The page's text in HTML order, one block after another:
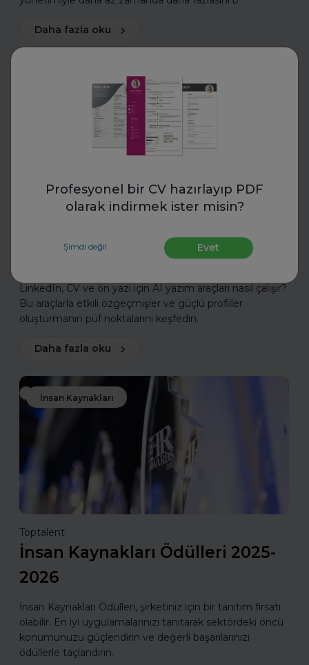
Profesyonel bir CV hazırlayıp PDF
olarak indirmek ister misin?
Şimdi değil Evet
Daha fazla oku
LinkedIn, CV ve Ön Yazı İçin AI
Yazım Araçları Ne İşe Yarıyor?
LinkedIn, CV ve ön yazı için AI yazım araçları nasıl çalışır?
Bu araçlarla etkili özgeçmişler ve güçlü profiller
oluşturmanın püf noktalarını keşfedin.
Daha fazla oku
İnsan Kaynakları
Toptalent
İnsan Kaynakları Ödülleri 2025-
2026
İnsan Kaynakları Ödülleri, şirketiniz için bir tanıtım fırsatı
olabilir. En iyi uygulamalarınızı tanıtarak sektördeki öncü
konumunuzu güçlendirin ve değerli başarılarınızı
ödüllerle taçlandırın.